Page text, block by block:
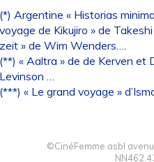
Argentine « Historias
de Kikujiro » de
» de Wim Wenders….
« Aaltra » de de Kerven et
…
« Le grand voyage »
©CinéFemme asbl